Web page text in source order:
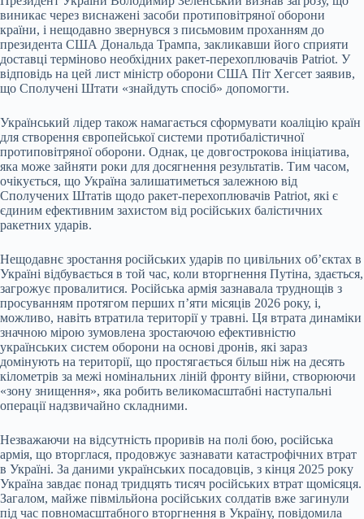
виникає через виснажені засоби протиповітряної оборони
країни, і нещодавно звернувся з письмовим проханням до
президента США Дональда Трампа, закликавши його сприяти
доставці терміново необхідних ракет-перехоплювачів Patriot. У
відповідь на цей лист міністр оборони США Піт Хегсет заявив,
що Сполучені Штати «знайдуть спосіб» допомогти.
Український лідер також намагається сформувати коаліцію країн
для створення європейської системи протибалістичної
протиповітряної оборони. Однак, це довгострокова ініціатива,
яка може зайняти роки для досягнення результатів. Тим часом,
очікується, що Україна залишатиметься залежною від
Сполучених Штатів щодо ракет-перехоплювачів Patriot, які є
єдиним ефективним захистом від російських балістичних
ракетних ударів.
Нещодавнє зростання російських ударів по цивільних об’єктах в
Україні відбувається в той час, коли вторгнення Путіна, здається,
загрожує провалитися. Російська армія зазнавала труднощів з
просуванням протягом перших п’яти місяців 2026 року, і,
можливо, навіть втратила території у травні. Ця втрата динаміки
значною мірою зумовлена зростаючою ефективністю
українських систем оборони на основі дронів, які зараз
домінують на території, що простягається більш ніж на десять
кілометрів за межі номінальних ліній фронту війни, створюючи
«зону знищення», яка робить великомасштабні наступальні
операції надзвичайно складними.
Незважаючи на відсутність проривів на полі бою, російська
армія, що вторглася, продовжує зазнавати катастрофічних втрат
в Україні. За даними українських посадовців, з кінця 2025 року
Україна завдає понад тридцять тисяч російських втрат щомісяця.
Загалом, майже півмільйона російських солдатів вже загинули
під час повномасштабного вторгнення в Україну, повідомила